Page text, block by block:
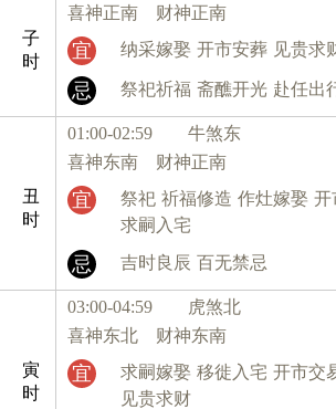
子
时
喜神正南 财神正南
宜 纳采嫁娶 开市安葬 见贵求
忌 祭祀祈福 斋醮开光 赴任出
丑
时
01:00-02:59 牛煞东
喜神东南 财神正南
宜 祭祀 祈福修造 作灶嫁娶 开
求嗣入宅
忌 吉时良辰 百无禁忌
寅
时
03:00-04:59 虎煞北
喜神东北 财神东南
宜 求嗣嫁娶 移徙入宅 开市交
见贵求财